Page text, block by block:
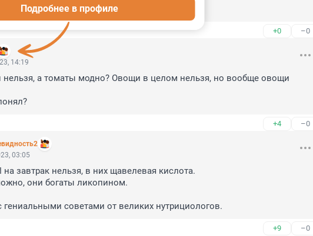
+0 –0
Подробнее в профиле
14:19
а томаты модно? Овощи в целом нельзя, но вообще овощи
+4 –0
03:05
завтрак нельзя, в них щавелевая кислота.
они богаты ликопином.
гениальными советами от великих нутрициологов.
+9 –0